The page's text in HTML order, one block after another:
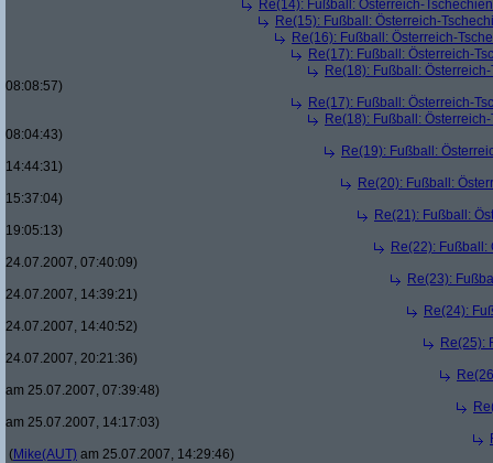
Re(14): Fußball: Österreich-
Re(15): Fußball: Österreich-
Re(16): Fußball: Österreich-
Re(17): Fußball: Österreich-
Re(18): Fußball:
08:08:57)
Re(17): Fußball: Österreich-
Re(18): Fußball:
08:04:43)
Re(19): Fußball:
14:44:31)
Re(20): Fußball:
15:37:04)
Re(21): Fußball:
19:05:13)
Re(22): Fußball:
24.07.2007, 07:40:09)
Re(23):
24.07.2007, 14:39:21)
Re(24):
24.07.2007, 14:40:52)
Re(25):
24.07.2007, 20:21:36)
am 25.07.2007, 07:39:48)
am 25.07.2007, 14:17:03)
(Mike(AUT) am 25.07.2007, 14:29:46)